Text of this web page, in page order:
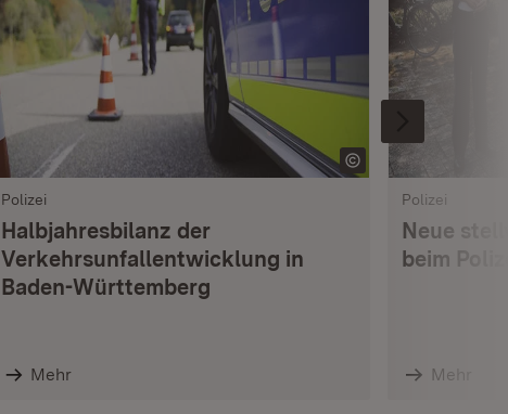
Polizei
Halbjahresbilanz der
Verkehrsunfallentwicklung in
Baden-Württemberg
Mehr
Polizei
Neue
beim
Mehr